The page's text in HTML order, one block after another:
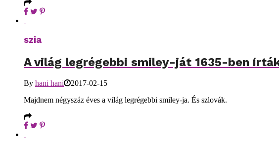
szia
A világ legrégebbi smiley-ját 1635-ben
By hani hani
2017-02-15
Majdnem négyszáz éves a világ legrégebbi smiley-ja. És szlovák.